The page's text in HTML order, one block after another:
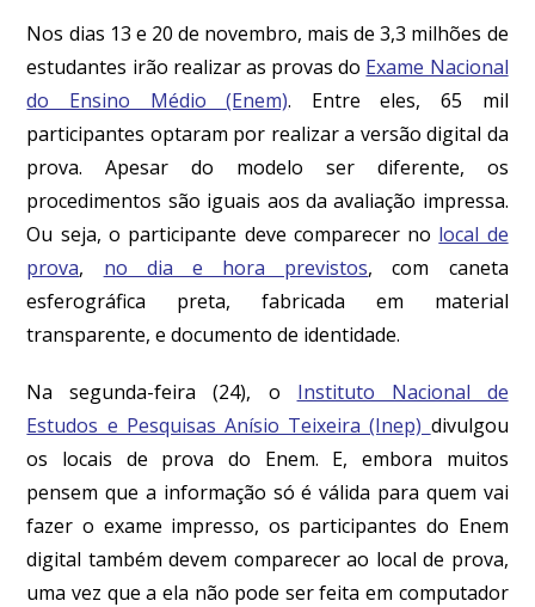
Nos dias 13 e 20 de novembro, mais de 3,3 milhões de
estudantes irão realizar as provas do Exame Nacional
do Ensino Médio (Enem). Entre eles, 65 mil
participantes optaram por realizar a versão digital da
prova. Apesar do modelo ser diferente, os
procedimentos são iguais aos da avaliação impressa.
Ou seja, o participante deve comparecer no local de
prova, no dia e hora previstos, com caneta
esferográfica preta, fabricada em material
transparente, e documento de identidade.
Na segunda-feira (24), o Instituto Nacional de
Estudos e Pesquisas Anísio Teixeira (Inep) divulgou
os locais de prova do Enem. E, embora muitos
pensem que a informação só é válida para quem vai
fazer o exame impresso, os participantes do Enem
digital também devem comparecer ao local de prova,
uma vez que a ela não pode ser feita em computador